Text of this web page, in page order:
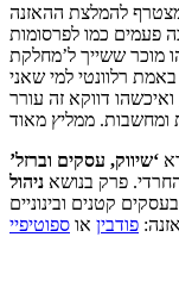
פעמים כמו לפרסומות
מוכר ששייך ל’מחלקת
דווקא זה עורר
‘שיווק, עסקים וברזל’
החרדי. פרק בנושא ניהול
פודבין או ספוטיפיי